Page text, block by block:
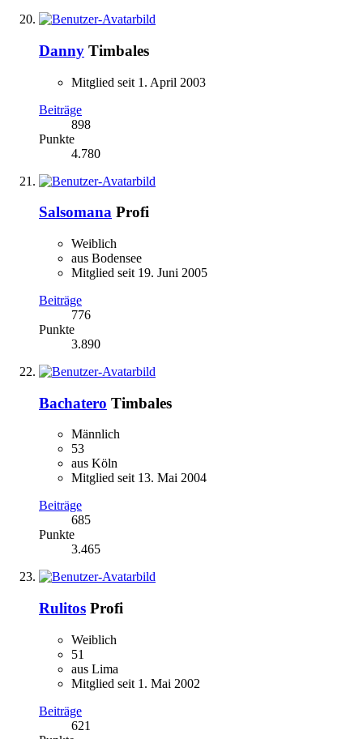
Danny Timbales
Mitglied seit 1. April 2003
Beiträge
898
Punkte
4.780
Salsomana Profi
Weiblich
aus Bodensee
Mitglied seit 19. Juni 2005
Beiträge
776
Punkte
3.890
Bachatero Timbales
Männlich
53
aus Köln
Mitglied seit 13. Mai 2004
Beiträge
685
Punkte
3.465
Rulitos Profi
Weiblich
51
aus Lima
Mitglied seit 1. Mai 2002
Beiträge
621